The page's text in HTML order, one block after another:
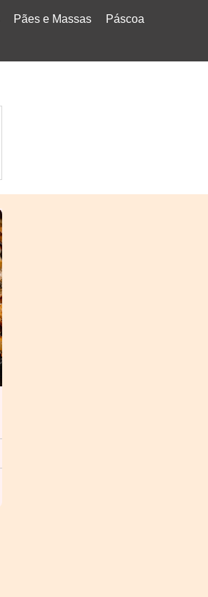
Pães e Massas
Páscoa